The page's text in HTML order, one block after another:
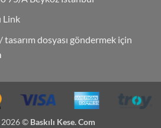
Link
dosyası göndermek için
© Baskılı Kese. Com